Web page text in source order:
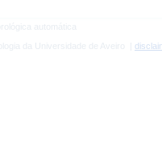
automática
da Universidade de Aveiro |